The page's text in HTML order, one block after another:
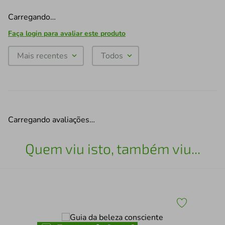
Carregando…
Faça login para avaliar este produto
Mais recentes Todos
Carregando avaliações…
Quem viu isto, também viu...